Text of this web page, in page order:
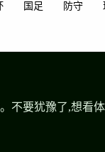
国足 防守
不要犹豫了,想看